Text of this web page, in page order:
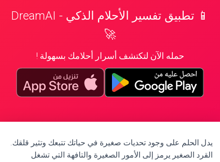
📱 تطبيق تفسير الأحلام الذكي - DreamAI
🚀
حمله الآن لتكتشف أسرار أحلامك بسهولة !
يدل الحلم على وجود تحديات صغيرة في حياتك تتبعك وتثير قلقك.
القرد الصغير يرمز إلى الأمور الصغيرة والتافهة التي تشغل